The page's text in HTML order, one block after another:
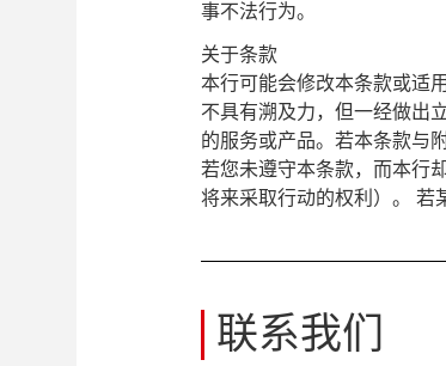
事不法行为。
关于条款
本行可能会修改本条款或适
不具有溯及力，但一经做出
的服务或产品。若本条款与
若您未遵守本条款，而本行
将来采取行动的权利）。 若
联系我们